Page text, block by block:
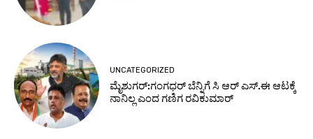
UNCATEGORIZED
ಮೈಶುಗರ್:ಗಂಗಧರ್ ಬೆನ್ನಿಗೆ ಸಿ ಆರ್ ಎಸ್.ಈ ಆಟಕ್ಕೆ
ನಾನಿಲ್ಲ ಎಂದ ಗಣಿಗ ರವಿಕುಮಾರ್